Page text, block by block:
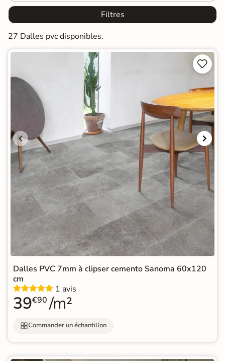
Filtres
27 Dalles pvc disponibles.


Dalles PVC 7mm à clipser cemento Sanoma 60x120
cm
1 avis
39€90 /m²
Commander un échantillon